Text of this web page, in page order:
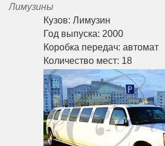
Лимузины
Кузов: Лимузин
Год выпуска: 2000
Коробка передач: автомат
Количество мест: 18